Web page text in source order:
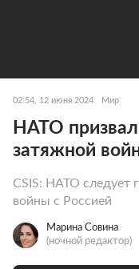
02:54, 12 июня 2024 Мир
НАТО
затяжной
CSIS: НАТО следует
войны с Россией
Марина Совина
(ночной редактор)